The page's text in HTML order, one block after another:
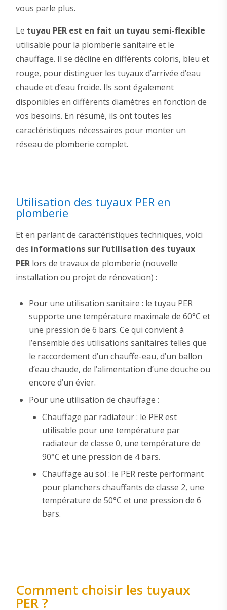
vous parle plus.
Le tuyau PER est en fait un tuyau semi-flexible
utilisable pour la plomberie sanitaire et le
chauffage. Il se décline en différents coloris, bleu et
rouge, pour distinguer les tuyaux d’arrivée d’eau
chaude et d’eau froide. Ils sont également
disponibles en différents diamètres en fonction de
vos besoins. En résumé, ils ont toutes les
caractéristiques nécessaires pour monter un
réseau de plomberie complet.
Utilisation des tuyaux PER en
plomberie
Et en parlant de caractéristiques techniques, voici
des informations sur l’utilisation des tuyaux
PERlors de travaux de plomberie (nouvelle
installation ou projet de rénovation) :
Pour une utilisation sanitaire : le tuyau PER
supporte une température maximale de 60°C et
une pression de 6 bars. Ce qui convient à
l’ensemble des utilisations sanitaires telles que
le raccordement d’un chauffe-eau, d’un ballon
d’eau chaude, de l’alimentation d’une douche ou
encore d’un évier.
Pour une utilisation de chauffage :
Chauffage par radiateur : le PER est
utilisable pour une température par
radiateur de classe 0, une température de
90°C et une pression de 4 bars.
Chauffage au sol : le PER reste performant
pour planchers chauffants de classe 2, une
température de 50°C et une pression de 6
bars.
Comment choisir les tuyaux
PER ?